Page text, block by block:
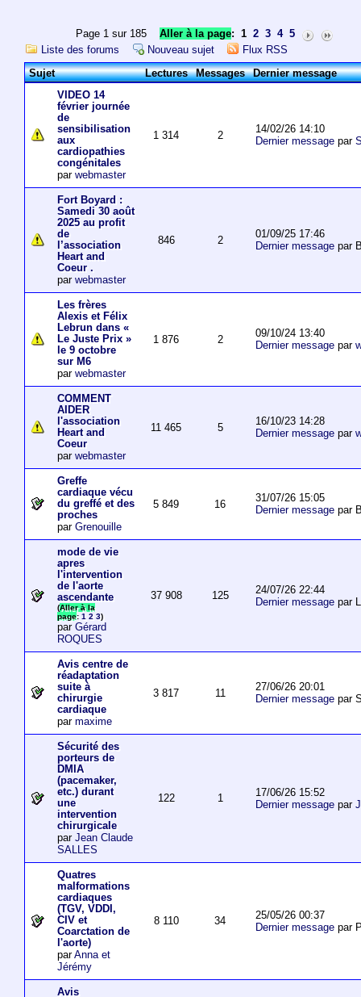
Page 1 sur 185Aller à la page: 1 2 3 4 5
Liste des forums
Nouveau sujet
Flux RSS
Sujet
Lectures Messages Dernier message
VIDEO 14
février journée
de
sensibilisation
aux
cardiopathies
congénitales
par webmaster
1 314 2
14/02/26 14:10
Dernier messagepar
Fort Boyard :
Samedi 30 août
2025 au profit
de
l’association
Heart and
Coeur .
par webmaster
846 2
01/09/25 17:46
Dernier messagepar
Les frères
Alexis et Félix
Lebrun dans «
Le Juste Prix »
le 9 octobre
sur M6
par webmaster
1 876 2
09/10/24 13:40
Dernier messagepar
COMMENT
AIDER
l'association
Heart and
Coeur
par webmaster
11 465 5
16/10/23 14:28
Dernier messagepar
Greffe
cardiaque vécu
du greffé et des
proches
par Grenouille
5 849 16
31/07/26 15:05
Dernier messagepar
mode de vie
apres
l'intervention
de l'aorte
ascendante
(Aller à la
page: 1 2 3)
par Gérard
ROQUES
37 908 125
24/07/26 22:44
Dernier messagepar
Avis centre de
réadaptation
suite à
chirurgie
cardiaque
par maxime
3 817 11
27/06/26 20:01
Dernier messagepar
Sécurité des
porteurs de
DMIA
(pacemaker,
etc.) durant
une
intervention
chirurgicale
par Jean Claude
SALLES
122 1
17/06/26 15:52
Dernier messagepar
Quatres
malformations
cardiaques
(TGV, VDDI,
CIV et
Coarctation de
l'aorte)
parAnna et
Jérémy
8 110 34
25/05/26 00:37
Dernier messagepar
Avis